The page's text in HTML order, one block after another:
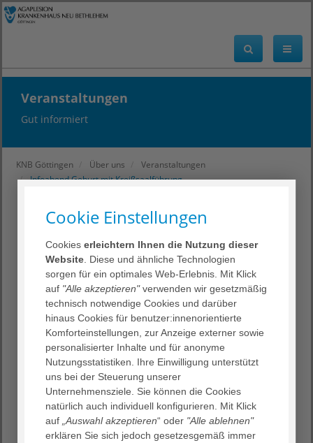
Veranstaltungen
Gut informiert
KNB Göttingen Über uns
Veranstaltungen
Infoabend Geburt mit Kreißsaalführung
< zurück
Infoabend Geburt mit
Kreißsaalführung
16. September 2026
18:00 Uhr | Unser Informationsangebot für alle Fragen
rund um die Geburt
Cookie Einstellungen
Cookieserleichtern Ihnen die Nutzung dieser
Website . Diese und ähnliche Technologien
sorgen für ein optimales Web-Erlebnis. Mit Klick
auf "Alle akzeptieren"verwenden wir gesetzmäßig
technisch notwendige Cookies und darüber
hinaus Cookies für benutzer:innenorientierte
Komforteinstellungen, zur Anzeige externer sowie
personalisierter Inhalte und für anonyme
Nutzungsstatistiken. Ihre Einwilligung unterstützt
uns bei der Steuerung unserer
Unternehmensziele. Sie können die Cookies
natürlich auch individuell konfigurieren. Mit Klick
auf „Auswahl akzeptieren“ oder "Alle ablehnen"
erklären Sie sich jedoch gesetzesgemäß immer